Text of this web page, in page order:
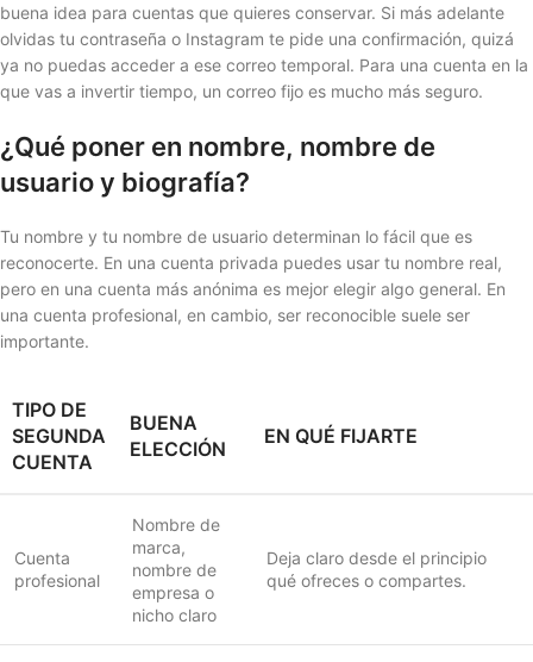
buena idea para cuentas que quieres conservar. Si más adelante
olvidas tu contraseña o Instagram te pide una confirmación, quizá
ya no puedas acceder a ese correo temporal. Para una cuenta en la
que vas a invertir tiempo, un correo fijo es mucho más seguro.
¿Qué poner en nombre, nombre de
usuario y biografía?
Tu nombre y tu nombre de usuario determinan lo fácil que es
reconocerte. En una cuenta privada puedes usar tu nombre real,
pero en una cuenta más anónima es mejor elegir algo general. En
una cuenta profesional, en cambio, ser reconocible suele ser
importante.
TIPO DE
SEGUNDA
CUENTA
BUENA
ELECCIÓN
EN QUÉ FIJARTE
Cuenta
profesional
Nombre de
marca,
nombre de
empresa o
nicho claro
Deja claro desde el principio
qué ofreces o compartes.